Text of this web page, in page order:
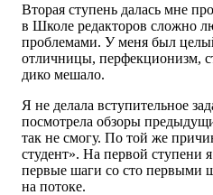
Вторая ступень далась мне
в Школе редакторов сложно
проблемами. У меня был
отличницы, перфекционизм,
дико мешало.
Я не делала вступительное
посмотрела обзоры
так не смогу. По той же
студент». На первой ступени
первые шаги со сто первыми
на потоке.